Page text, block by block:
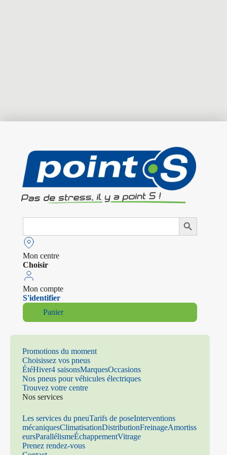
Search
Search Button
Mon centre
Choisir
Mon compte
S'identifier
Panier
Promotions du moment
Choisissez vos pneus
ÉtéHiver4 saisonsMarquesOccasions
Nos pneus pour véhicules électriques
Trouvez votre centre
Nos services
Les services du pneuTarifs de poseInterventions
mécaniquesClimatisationDistributionFreinageAmortiss
eursParallélismeÉchappementVitrage
Prenez rendez-vous